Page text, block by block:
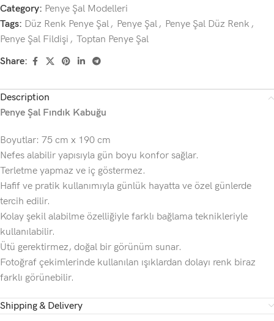
Category: Penye Şal Modelleri
Tags: Düz Renk Penye Şal , Penye Şal , Penye Şal Düz Renk ,
Penye Şal Fildişi , Toptan Penye Şal
Share:
Description
Penye Şal Fındık Kabuğu
Boyutlar: 75 cm x 190 cm
Nefes alabilir yapısıyla gün boyu konfor sağlar.
Terletme yapmaz ve iç göstermez.
Hafif ve pratik kullanımıyla günlük hayatta ve özel günlerde
tercih edilir.
Kolay şekil alabilme özelliğiyle farklı bağlama teknikleriyle
kullanılabilir.
Ütü gerektirmez, doğal bir görünüm sunar.
Fotoğraf çekimlerinde kullanılan ışıklardan dolayı renk biraz
farklı görünebilir.
Shipping & Delivery